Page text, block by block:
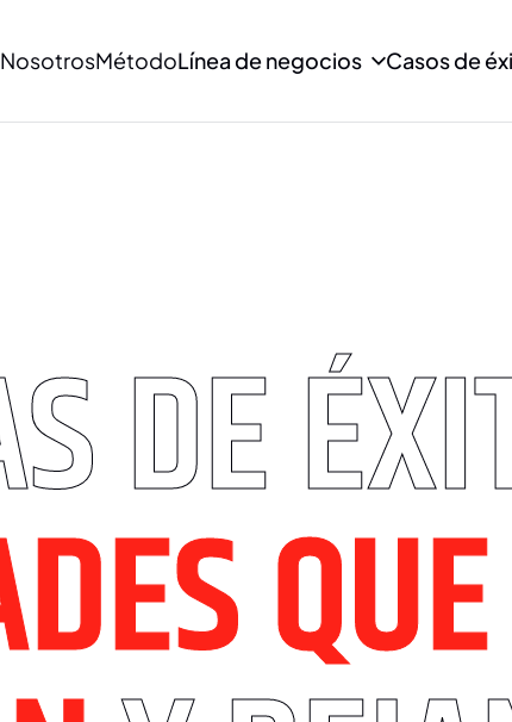
NosotrosMétodoLínea de negocios Casos de
DE
QUE